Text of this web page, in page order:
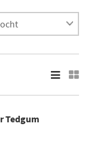
Tedgum